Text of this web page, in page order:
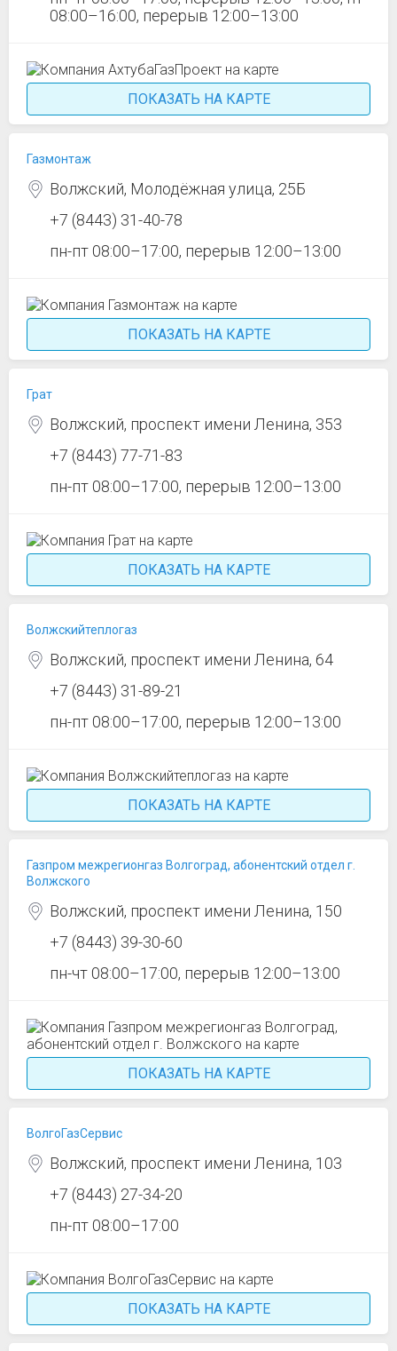
08:00–16:00, перерыв 12:00–13:00
ПОКАЗАТЬ НА КАРТЕ
Газмонтаж
Волжский, Молодёжная улица, 25Б
+7 (8443) 31-40-78
пн-пт 08:00–17:00, перерыв 12:00–13:00
ПОКАЗАТЬ НА КАРТЕ
Грат
Волжский, проспект имени Ленина, 353
+7 (8443) 77-71-83
пн-пт 08:00–17:00, перерыв 12:00–13:00
ПОКАЗАТЬ НА КАРТЕ
Волжскийтеплогаз
Волжский, проспект имени Ленина, 64
+7 (8443) 31-89-21
пн-пт 08:00–17:00, перерыв 12:00–13:00
ПОКАЗАТЬ НА КАРТЕ
Газпром межрегионгаз Волгоград, абонентский отдел г.
Волжского
Волжский, проспект имени Ленина, 150
+7 (8443) 39-30-60
пн-чт 08:00–17:00, перерыв 12:00–13:00
ПОКАЗАТЬ НА КАРТЕ
ВолгоГазСервис
Волжский, проспект имени Ленина, 103
+7 (8443) 27-34-20
пн-пт 08:00–17:00
ПОКАЗАТЬ НА КАРТЕ